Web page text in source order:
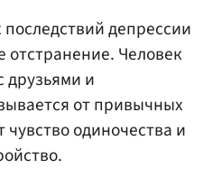
депрессии
отстранение. Человек
друзьями и
от привычных
чувство одиночества и